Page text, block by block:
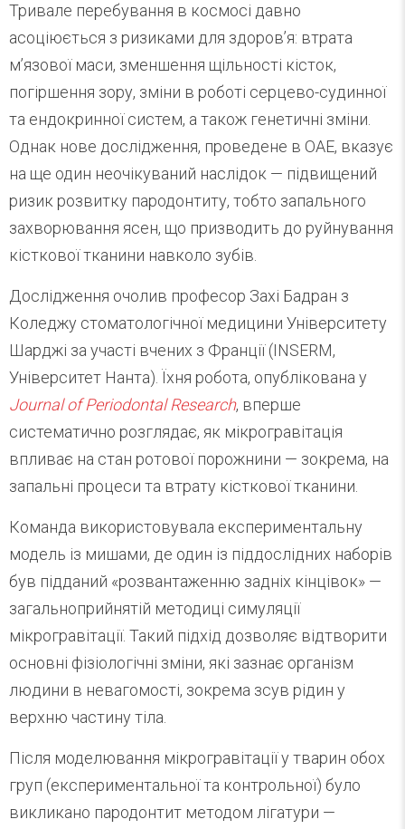
Тривале перебування в космосі давно
асоціюється з ризиками для здоров’я: втрата
м’язової маси, зменшення щільності кісток,
погіршення зору, зміни в роботі серцево-судинної
та ендокринної систем, а також генетичні зміни.
Однак нове дослідження, проведене в ОАЕ, вказує
на ще один неочікуваний наслідок — підвищений
ризик розвитку пародонтиту, тобто запального
захворювання ясен, що призводить до руйнування
кісткової тканини навколо зубів.
Дослідження очолив професор Захі Бадран з
Коледжу стоматологічної медицини Університету
Шарджі за участі вчених з Франції (INSERM,
Університет Нанта). Їхня робота, опублікована у
Journal of Periodontal Research, вперше
систематично розглядає, як мікрогравітація
впливає на стан ротової порожнини — зокрема, на
запальні процеси та втрату кісткової тканини.
Команда використовувала експериментальну
модель із мишами, де один із піддослідних наборів
був підданий «розвантаженню задніх кінцівок» —
загальноприйнятій методиці симуляції
мікрогравітації. Такий підхід дозволяє відтворити
основні фізіологічні зміни, які зазнає організм
людини в невагомості, зокрема зсув рідин у
верхню частину тіла.
Після моделювання мікрогравітації у тварин обох
груп (експериментальної та контрольної) було
викликано пародонтит методом лігатури —